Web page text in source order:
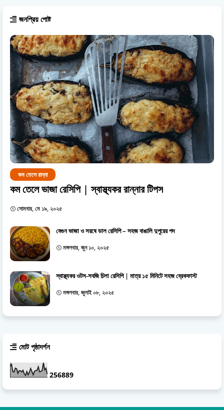
জনপ্রিয় পোষ্ট
কম তেলে রান্না
কম তেলে ভাজা রেসিপি | স্বাস্থ্যকর রান্নার টিপস
সোমবার, মে ১৯, ২০২৫
বেগুন ভাজা ও সরষে ডাল রেসিপি – সহজ বাঙালি দুপুরের পদ
মঙ্গলবার, জুন ১০, ২০২৫
স্বাস্থ্যকর ওটস-সবজি চিলা রেসিপি | মাত্র ১৫ মিনিটে সহজ ব্রেকফাস্ট
মঙ্গলবার, জুলাই ০৮, ২০২৫
মোট পৃষ্ঠাদর্শন
256889